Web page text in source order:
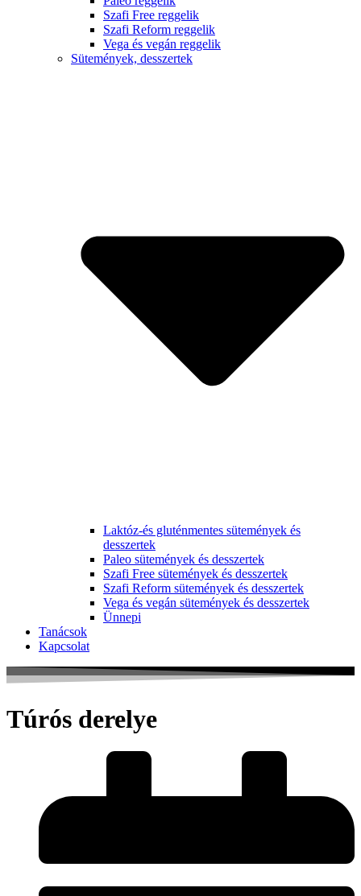
Szafi Free reggelik
Szafi Reform reggelik
Vega és vegán reggelik
Sütemények, desszertek
Laktóz-és gluténmentes sütemények és
desszertek
Paleo sütemények és desszertek
Szafi Free sütemények és desszertek
Szafi Reform sütemények és desszertek
Vega és vegán sütemények és desszertek
Ünnepi
Tanácsok
Kapcsolat
Túrós derelye